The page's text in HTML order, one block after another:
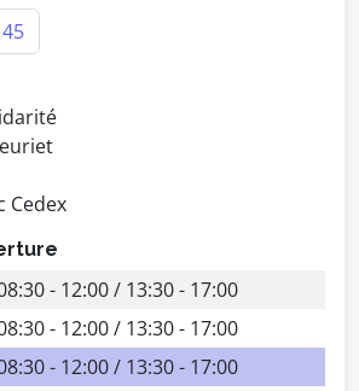
Cedex
- 12:00 / 13:30 - 17:00
- 12:00 / 13:30 - 17:00
- 12:00 / 13:30 - 17:00